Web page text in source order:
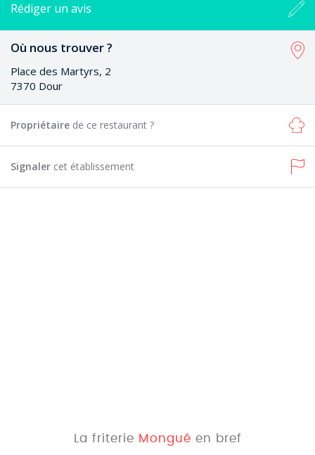
Rédiger un avis
Où nous trouver ?
Place des Martyrs, 2
7370 Dour
Propriétaire de ce restaurant ?
Signaler cet établissement
La friterie Mongué en bref